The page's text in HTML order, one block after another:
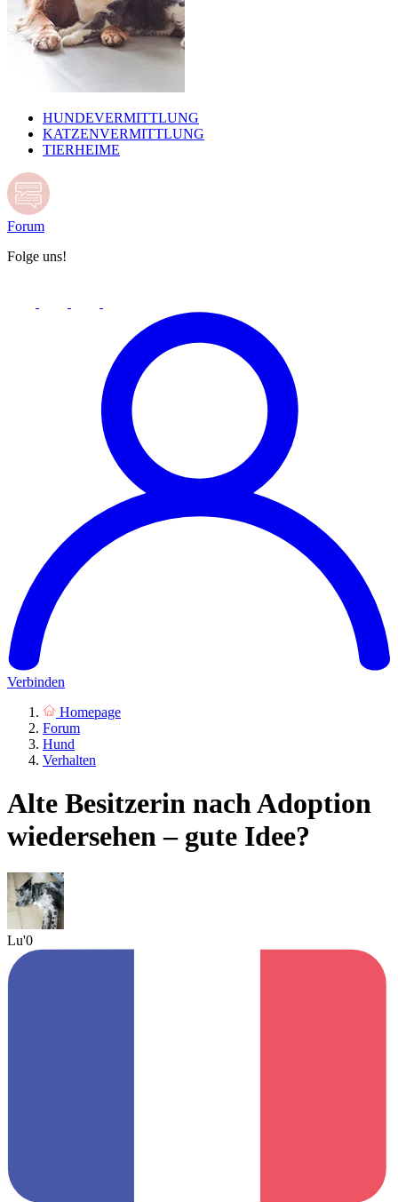
HUNDEVERMITTLUNG
KATZENVERMITTLUNG
TIERHEIME
Forum
Folge uns!
Verbinden
Homepage
Forum
Hund
Verhalten
Alte Besitzerin nach Adoption
wiedersehen – gute Idee?
Lu'0